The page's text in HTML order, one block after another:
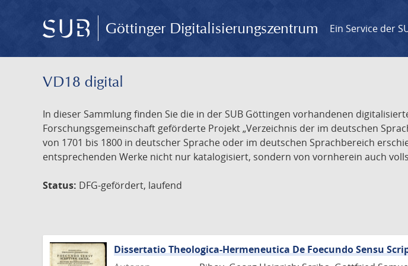
Göttinger Digitalisierungszentrum Ein Service der
VD18 digital
In dieser Sammlung finden Sie die in der SUB Göttingen vorhandenen
Forschungsgemeinschaft geförderte Projekt „Verzeichnis der im deutschen
von 1701 bis 1800 in deutscher Sprache oder im deutschen Sprachbereich
entsprechenden Werke nicht nur katalogisiert, sondern von vornherein auch
Status: DFG-gefördert, laufend
Dissertatio Theologica-Hermeneutica De Foecundo Sensu